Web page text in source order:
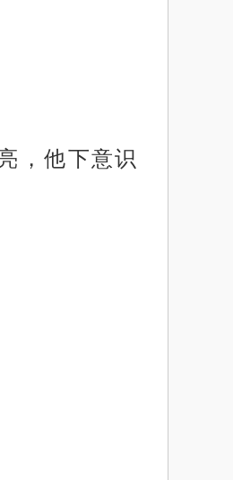
，他下意识